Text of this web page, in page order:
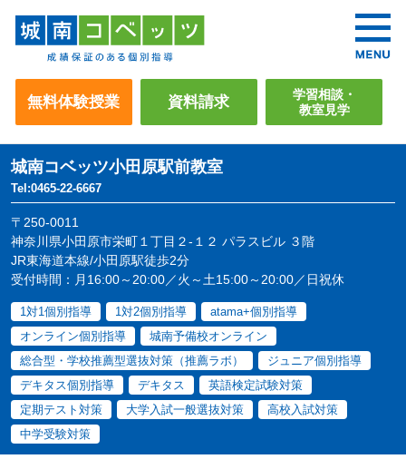
無料体験授業 資料請求
学習相談・
教室見学
城南コベッツ小田原駅前教室
Tel:0465-22-6667
〒250-0011
神奈川県小田原市栄町１丁目２-１２ パラスビル ３階
JR東海道本線/小田原駅徒歩2分
受付時間：月16:00～20:00／火～土15:00～20:00／日祝休
1対1個別指導 1対2個別指導
atama+個別指導
オンライン個別指導
城南予備校オンライン
総合型・学校推薦型選抜対策（推薦ラボ）
ジュニア個別指導
デキタス個別指導
デキタス
英語検定試験対策
定期テスト対策
大学入試一般選抜対策
高校入試対策
中学受験対策